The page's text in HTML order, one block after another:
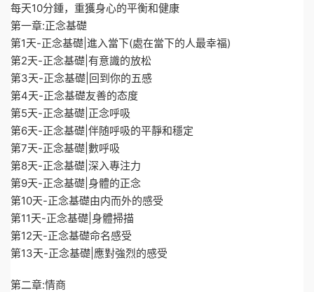
每天10分鍾，重獲身心的平衡和健康
第一章:正念基礎
第1天-正念基礎|進入當下(處在當下的人最幸福)
第2天-正念基礎|有意識的放松
第3天-正念基礎|回到你的五感
第4天-正念基礎友善的态度
第5天-正念基礎|正念呼吸
第6天-正念基礎|伴随呼吸的平靜和穩定
第7天-正念基礎|數呼吸
第8天-正念基礎|深入專注力
第9天-正念基礎|身體的正念
第10天-正念基礎由内而外的感受
第11天-正念基礎|身體掃描
第12天-正念基礎命名感受
第13天-正念基礎|應對強烈的感受
第二章:情商